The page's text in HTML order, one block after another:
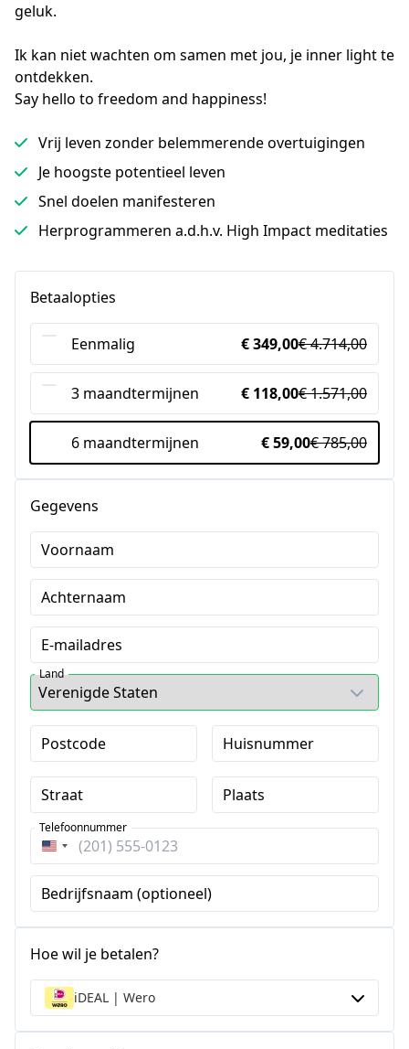
geluk.
Ik kan niet wachten om samen met jou, je inner light te
ontdekken.
Say hello to freedom and happiness!
Vrij leven zonder belemmerende overtuigingen
Je hoogste potentieel leven
Snel doelen manifesteren
Herprogrammeren a.d.h.v. High Impact meditaties
Betaalopties
Eenmalig € 349,00€ 4.714,00
3 maandtermijnen € 118,00€ 1.571,00
6 maandtermijnen € 59,00€ 785,00
Gegevens
Voornaam
Achternaam
E-mailadres
Land
Postcode Huisnummer
Straat Plaats
Verenigde
Staten
+1
Telefoonnummer
Bedrijfsnaam (optioneel)
Hoe wil je betalen?
iDEAL | Wero